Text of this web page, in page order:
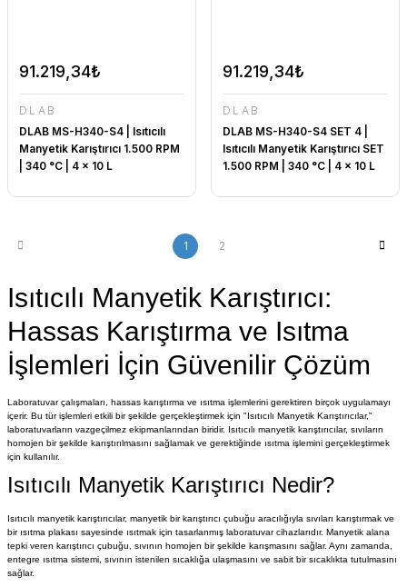
91.219,34₺
DLAB
DLAB MS-H340-S4 | Isıtıcılı
Manyetik Karıştırıcı 1.500 RPM
| 340 °C | 4 x 10 L
91.219,34₺
DLAB
DLAB MS-H340-S4 SET 4 |
Isıtıcılı Manyetik Karıştırıcı SET
1.500 RPM | 340 °C | 4 x 10 L
1 2
Isıtıcılı Manyetik Karıştırıcı:
Hassas Karıştırma ve Isıtma
İşlemleri İçin Güvenilir Çözüm
Laboratuvar çalışmaları, hassas karıştırma ve ısıtma işlemlerini gerektiren birçok uygulamayı
içerir. Bu tür işlemleri etkili bir şekilde gerçekleştirmek için "Isıtıcılı Manyetik Karıştırıcılar,"
laboratuvarların vazgeçilmez ekipmanlarından biridir. Isıtıcılı manyetik karıştırıcılar, sıvıların
homojen bir şekilde karıştırılmasını sağlamak ve gerektiğinde ısıtma işlemini gerçekleştirmek
için kullanılır.
Isıtıcılı Manyetik Karıştırıcı Nedir?
Isıtıcılı manyetik karıştırıcılar, manyetik bir karıştırıcı çubuğu aracılığıyla sıvıları karıştırmak ve
bir ısıtma plakası sayesinde ısıtmak için tasarlanmış laboratuvar cihazlarıdır. Manyetik alana
tepki veren karıştırıcı çubuğu, sıvının homojen bir şekilde karışmasını sağlar. Aynı zamanda,
entegre ısıtma sistemi, sıvının istenilen sıcaklığa ulaşmasını ve sabit bir sıcaklıkta tutulmasını
sağlar.